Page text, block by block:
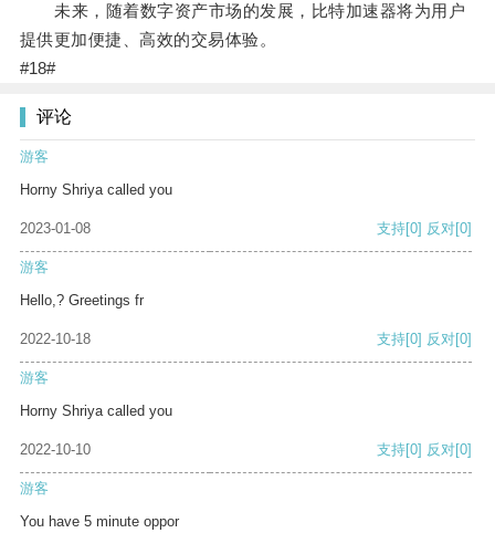
未来，随着数字资产市场的发展，比特加速器将为用户
提供更加便捷、高效的交易体验。
#18#
评论
游客
Horny Shriya called you
2023-01-08 支持[0] 反对[0]
游客
Hello,? Greetings fr
2022-10-18 支持[0] 反对[0]
游客
Horny Shriya called you
2022-10-10 支持[0] 反对[0]
游客
You have 5 minute oppor